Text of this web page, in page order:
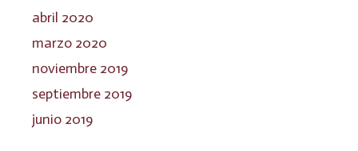
abril 2020
marzo 2020
noviembre 2019
septiembre 2019
junio 2019